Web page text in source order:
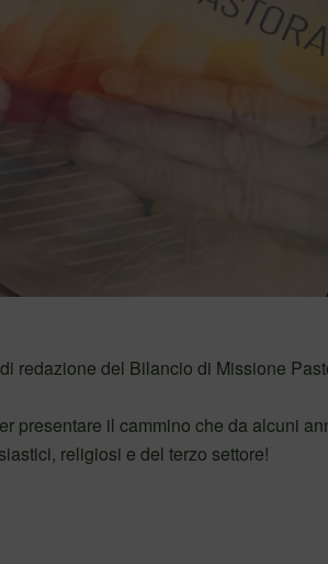
redazione del Bilancio di Missione
presentare il cammino che da alcuni
religiosi e del terzo settore!